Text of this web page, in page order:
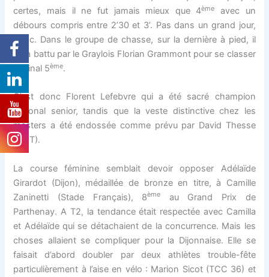
certes, mais il ne fut jamais mieux que 4ème
avec un
débours compris entre 2’30 et 3’. Pas dans un grand jour,
donc. Dans le groupe de chasse, sur la dernière à pied, il
sera battu par le Graylois Florian Grammont pour se classer
au final 5ème.
C’est donc Florent Lefebvre qui a été sacré champion
régional senior, tandis que la veste distinctive chez les
masters a été endossée comme prévu par David Thesse
(COT).
La course féminine semblait devoir opposer Adélaïde
Girardot (Dijon), médaillée de bronze en titre, à Camille
Zaninetti (Stade Français), 8ème
au Grand Prix de
Parthenay. A T2, la tendance était respectée avec Camilla
et Adélaïde qui se détachaient de la concurrence. Mais les
choses allaient se compliquer pour la Dijonnaise. Elle se
faisait d’abord doubler par deux athlètes trouble-fête
particulièrement à l’aise en vélo : Marion Sicot (TCC 36) et